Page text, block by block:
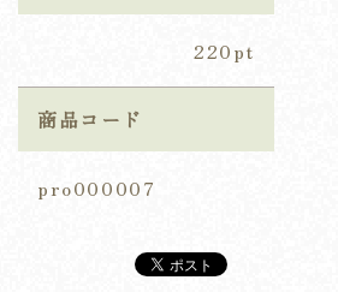
220pt
商品コード
pro000007